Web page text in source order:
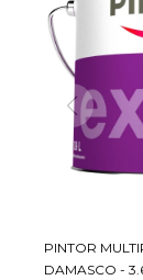
PINTOR
DAMASCO -